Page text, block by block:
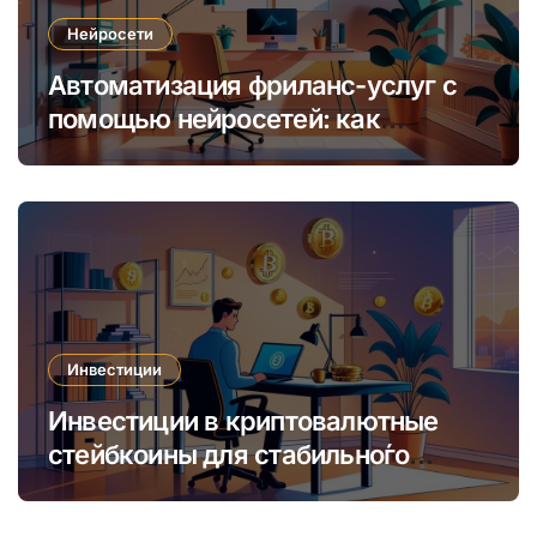
Нейросети
Автоматизация фриланс-услуг с
помощью нейросетей: как
увеличить доход и сократить
Инвестиции
Инвестиции в криптовалютные
стейбкоины для стабильно́го
онлайн-заработка в условиях